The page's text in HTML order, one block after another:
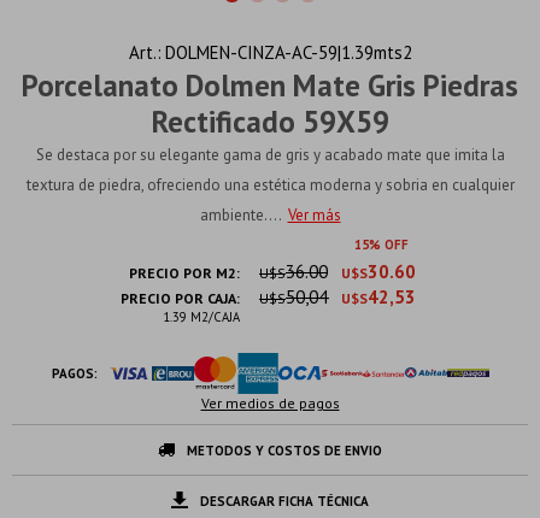
Porcelanato Dolmen Mate Gris Piedras
Rectificado 59X59
DOLMEN-CINZA-AC-59|1.39mts2
Se destaca por su elegante gama de gris y acabado mate que imita la
textura de piedra, ofreciendo una estética moderna y sobria en cualquier
ambiente.... Ver más
15
PRECIO POR M2: U$S30.60
U$S36.00
PRECIO POR CAJA:
1.39 M2/CAJA
U$S42,53
U$S50,04
PAGOS:
Ver medios de pagos
METODOS Y COSTOS DE ENVIO
DESCARGAR FICHA TÉCNICA